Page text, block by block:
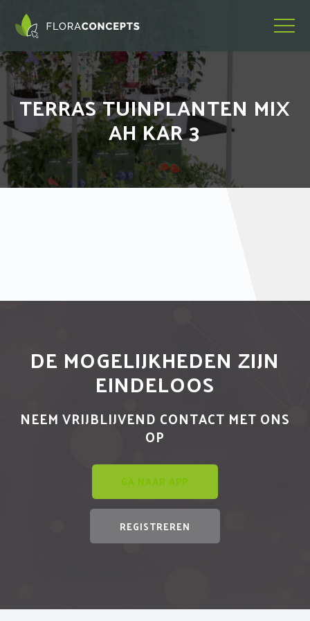
TERRAS TUINPLANTEN MIX
AH KAR 3
DE MOGELIJKHEDEN ZIJN
EINDELOOS
NEEM VRIJBLIJVEND CONTACT MET ONS
OP
GA NAAR APP
REGISTREREN